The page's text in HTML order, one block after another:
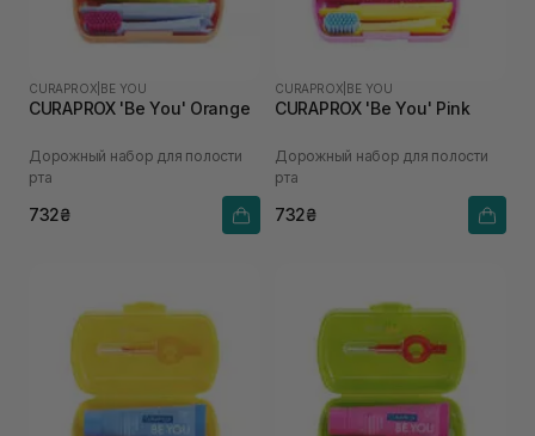
CURAPROX BE YOU
CURAPROX 'Be You' Orange
Дорожный набор для полости
рта
732₴
CURAPROX BE YOU
CURAPROX 'Be You' Pink
Дорожный набор для полости
рта
732₴